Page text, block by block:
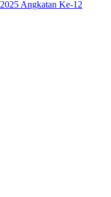
Angkatan Ke-12